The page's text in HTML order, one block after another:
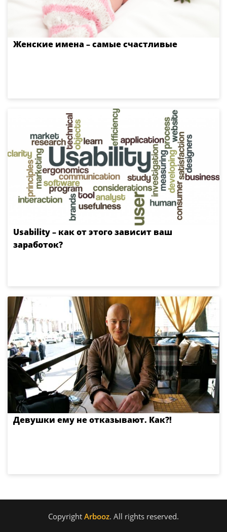
Женские имена – самые счастливые
Usability – как от этого зависит ваш
заработок?
Девушки ему не отказывают. Как?!
Copyright Arbooz. All rights reserved.